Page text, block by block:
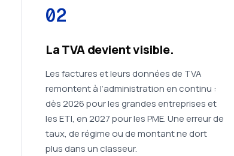
02
La TVA devient visible.
Les factures et leurs données de TVA
remontent à l’administration en continu :
dès 2026 pour les grandes entreprises et
les ETI, en 2027 pour les PME. Une erreur de
taux, de régime ou de montant ne dort
plus dans un classeur.